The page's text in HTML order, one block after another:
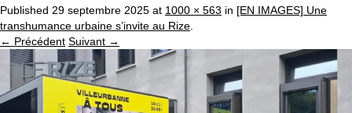
Published 29 septembre 2025 at 1000 × 563 in [EN IMAGES] Une
transhumance urbaine s’invite au Rize
← Précédent Suivant →